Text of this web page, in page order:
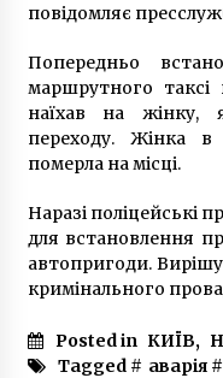
повідомляє
Попередньо
маршрутного
наїхав на жінку,
переходу. Жінка в
померла на місці.
Наразі поліцейські
для встановлення
автопригоди.
кримінального
Posted in КИЇВ,
Tagged # аварія#